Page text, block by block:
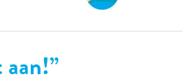
Prima locatie.